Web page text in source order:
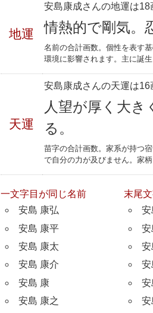
地運
安島康成さんの地運は18
情熱的で剛気。
名前の合計画数。個性を表す
環境に影響されます。主に誕
天運
安島康成さんの天運は16
人望が厚く大き
る。
苗字の合計画数。家系が持つ
で自分の力が及びません。家柄
一文字目が同じ名前
安島 康弘
安島 康平
安島 康太
安島 康介
安島 康
安島 康之
末尾
安
安
安
安
安
安